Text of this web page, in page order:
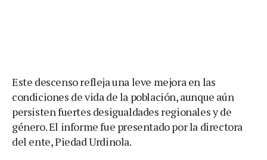
Este descenso refleja una leve mejora en las
condiciones de vida de la población, aunque aún
persisten fuertes desigualdades regionales y de
género. El informe fue presentado por la directora
del ente, Piedad Urdinola.